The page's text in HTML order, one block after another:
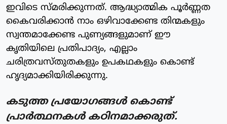
ഇവിടെ സ്മരിക്കുന്നത്. ആദ്ധ്യാത്മിക പൂര്‍ണ്ണത
കൈവരിക്കാന്‍ നാം ഒഴിവാക്കേണ്ട തിന്മകളും
സ്വന്തമാക്കേണ്ട പുണ്യങ്ങളുമാണ് ഈ
കൃതിയിലെ പ്രതിപാദ്യം, എല്ലാം
ചരിത്രവസ്തുതകളും ഉപകഥകളും കൊണ്ട്
ഹൃദ്യമാക്കിയിരിക്കുന്നു.
കടുത്ത പ്രയോഗങ്ങള്‍ കൊണ്ട്
പ്രാര്‍ത്ഥനകള്‍ കഠിനമാക്കരുത്.